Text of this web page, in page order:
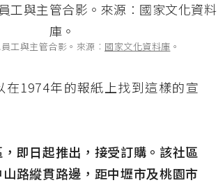
工與主管合影。來源︰ 國家文化資料庫 。
在1974年的報紙上找到這樣的宣
即日起推出，接受訂購。該社區
路縱貫路邊，距中壢市及桃園市